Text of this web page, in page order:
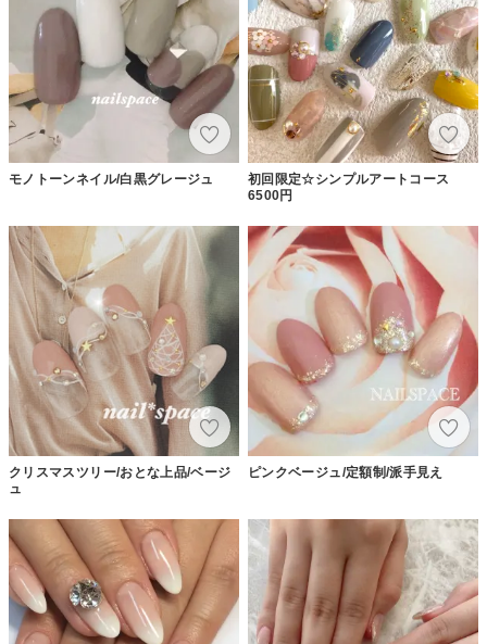
モノトーンネイル/白黒グレージュ
初回限定☆シンプルアートコース
6500円
クリスマスツリー/おとな上品/ベージ
ュ
ピンクベージュ/定額制/派手見え